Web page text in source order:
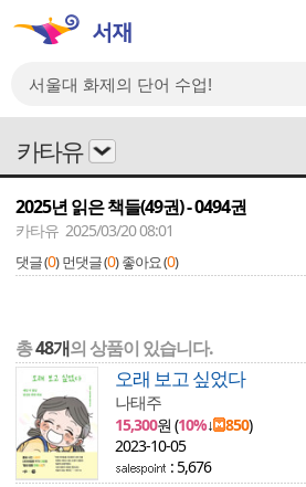
카타유
2025년 읽은 책들(49권) - 0494권
카타유 2025/03/20 08:01
댓글 (0) 먼댓글 (0) 좋아요 (0)
총48개의 상품이 있습니다.
오래 보고 싶었다
나태주
15,300원 (10%↓ 850)
2023-10-05
: 5,676